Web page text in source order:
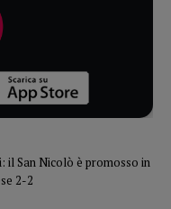
il San Nicolò è promosso in
2-2